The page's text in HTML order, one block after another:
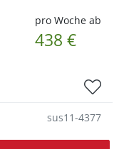
pro Woche ab
438 €
sus11-4377